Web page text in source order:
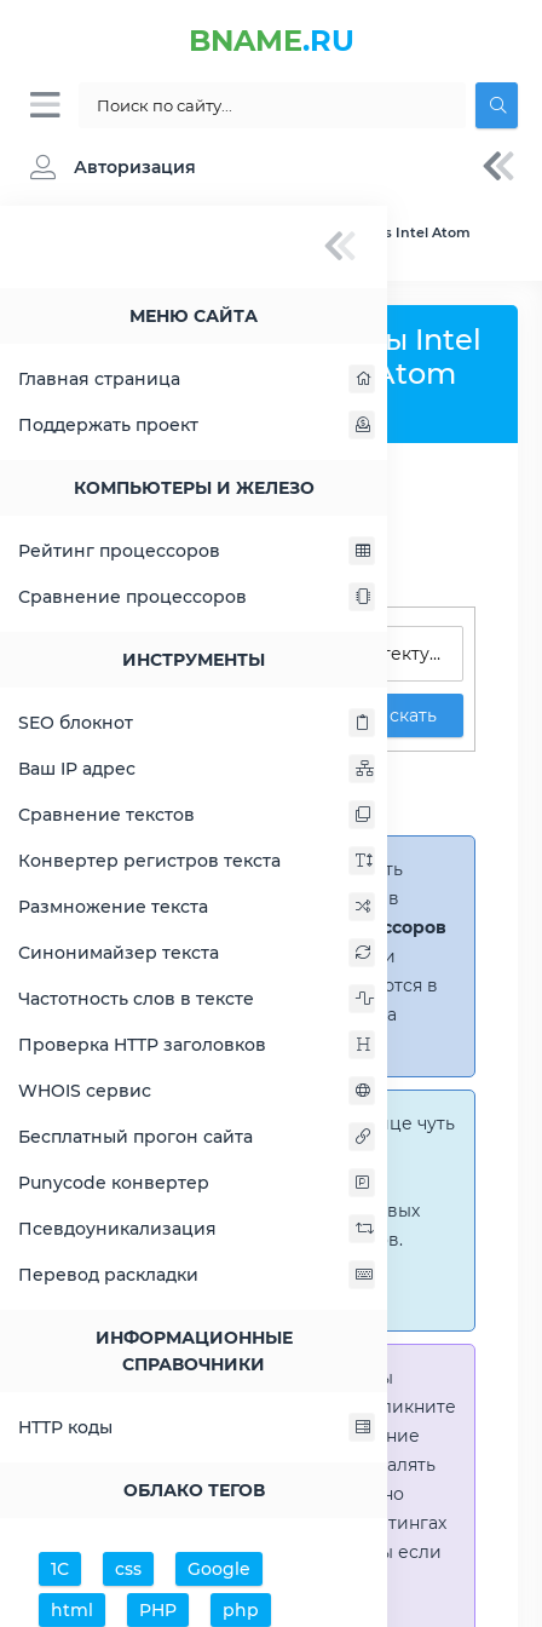
BNAME.RU
Авторизация
МЕНЮ САЙТА
Главная страница
Поддержать проект
КОМПЬЮТЕРЫ И ЖЕЛЕЗО
Рейтинг процессоров
Сравнение процессоров
ИНСТРУМЕНТЫ
SEO блокнот
Ваш IP адрес
Сравнение текстов
Конвертер регистров текста
Размножение текста
Синонимайзер текста
Частотность слов в тексте
Проверка HTTP заголовков
WHOIS сервис
Бесплатный прогон сайта
Punycode конвертер
Псевдоуникализация
Перевод раскладки
ИНФОРМАЦИОННЫЕ
СПРАВОЧНИКИ
HTTP коды
ОБЛАКО ТЕГОВ
1С css
Google
html
PHP
php
» Сравнение Intel Atom C3338 vs Intel Atom
Сравнить процессоры Intel
Atom C3338 и Intel Atom
Поиск процессоров
Искать
Сравнение Atom C3338
против Atom S1260
Справка:Можно добавить
несколько процессоров в
(до 14 процессоров
в таблице)
. В случае если
процессоры не помещаются в
таблицу, появится полоса
прокрутки.
На этой странице чуть
графические сравнения
количественных и числовых
параметров процессоров.
Перейти к наглядным
Справка:Для того что-бы
выделить процессор - кликните
на его название. Выделение
позволяет выборочно удалять
процессоры или наглядно
видеть результаты в рейтингах
(Во избежении путаницы если
в таблице несколько
процессоров)